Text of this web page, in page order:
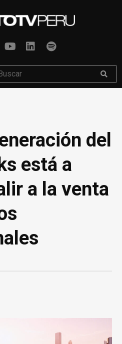
del
está a
a la venta